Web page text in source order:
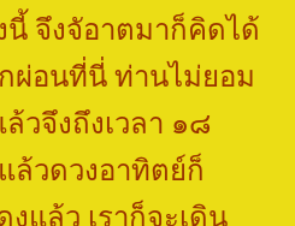
นี้ จึงจัอาตมาก็คิดได้
ผ่อนที่นี่ ท่านไม่ยอม
วจึงถึงเวลา ๑๘
ล้วดวงอาทิตย์ก็
แล้ว เราก็จะเดิน